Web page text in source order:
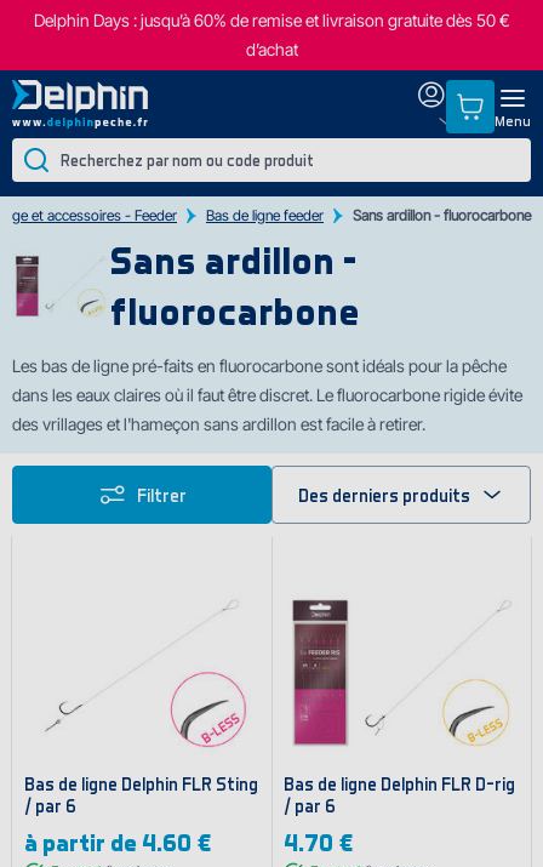
Delphin Days : jusqu’à 60% de remise et livraison gratuite dès 50 €
d’achat
Menu
et accessoires - Feeder Bas de ligne feeder Sans ardillon - fluorocarbone
Sans ardillon -
fluorocarbone
Les bas de ligne pré-faits en fluorocarbone sont idéals pour la pêche
dans les eaux claires où il faut être discret. Le fluorocarbone rigide évite
des vrillages et l'hameçon sans ardillon est facile à retirer.
Filtrer Des derniers produits
Bas de ligne Delphin FLR Sting
/ par 6
à partir de 4.60 €
Bas de ligne Delphin FLR D-rig
/ par 6
4.70 €